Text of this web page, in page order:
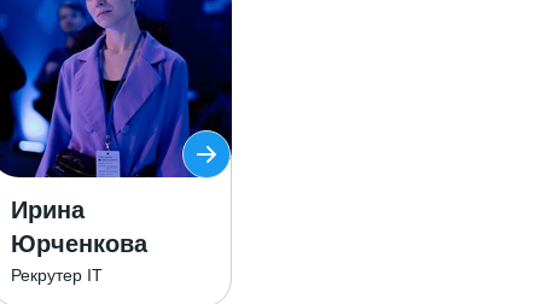
Ирина
Юрченкова
Рекрутер IT